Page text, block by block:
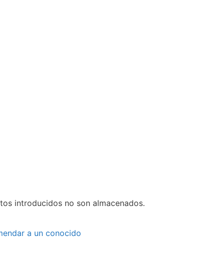
introducidos no son almacenados.
a un conocido